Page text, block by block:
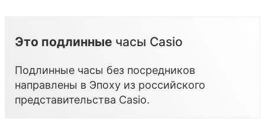
Это подлинные часы Casio
Подлинные часы без посредников
направлены в Эпоху из российского
представительства Casio.